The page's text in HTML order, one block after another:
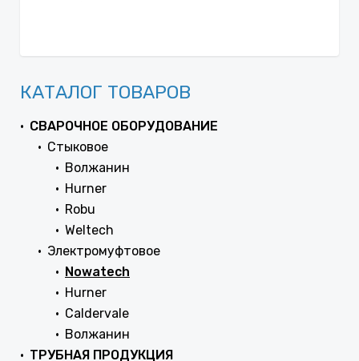
КАТАЛОГ ТОВАРОВ
СВАРОЧНОЕ ОБОРУДОВАНИЕ
Стыковое
Волжанин
Hurner
Robu
Weltech
Электромуфтовое
Nowatech
Hurner
Caldervale
Волжанин
ТРУБНАЯ ПРОДУКЦИЯ